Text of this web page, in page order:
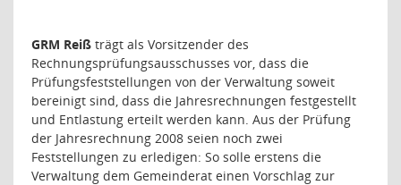
GRM Reiß trägt als Vorsitzender des
Rechnungsprüfungsausschusses vor, dass die
Prüfungsfeststellungen von der Verwaltung soweit
bereinigt sind, dass die Jahresrechnungen festgestellt
und Entlastung erteilt werden kann. Aus der Prüfung
der Jahresrechnung 2008 seien noch zwei
Feststellungen zu erledigen: So solle erstens die
Verwaltung dem Gemeinderat einen Vorschlag zur